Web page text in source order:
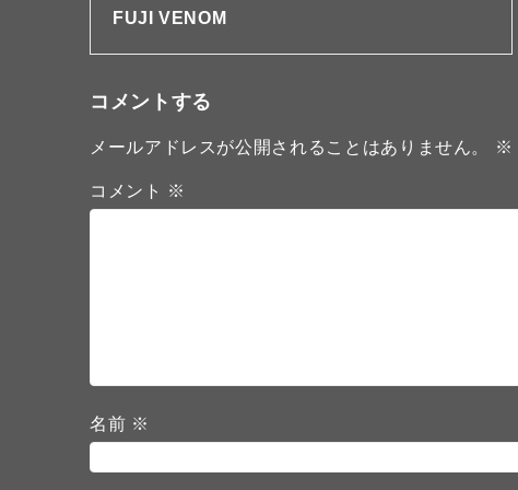
FUJI VENOM
コメントする
メールアドレスが公開されることはありません。 ※
コメント ※
名前 ※